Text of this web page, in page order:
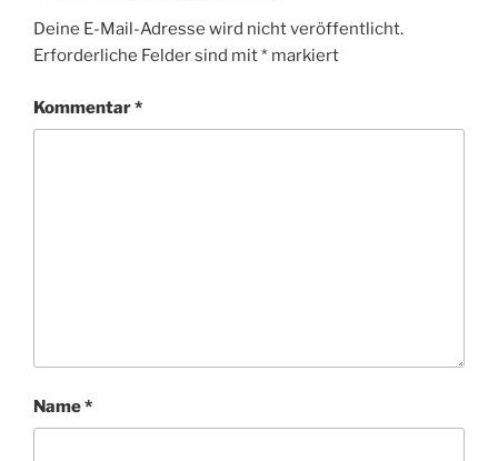
Deine E-Mail-Adresse wird nicht veröffentlicht.
Erforderliche Felder sind mit* markiert
Kommentar*
Name*